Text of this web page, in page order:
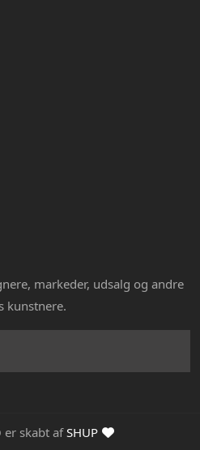
markeder, udsalg og andre
kunstnere.
er skabt afSHUP